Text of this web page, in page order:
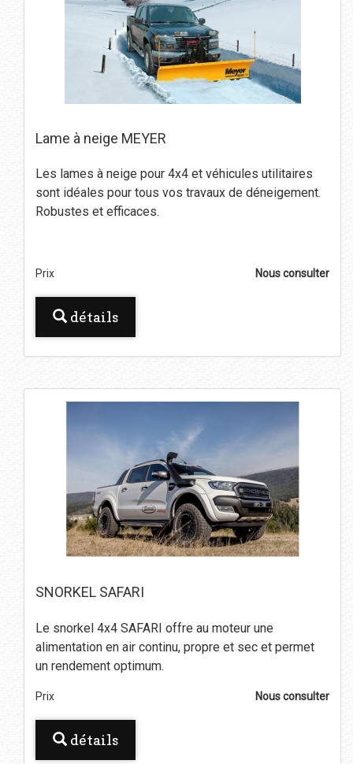
Lame à neige MEYER
Les lames à neige pour 4x4 et véhicules utilitaires
sont idéales pour tous vos travaux de déneigement.
Robustes et efficaces.
Prix Nous consulter
détails
SNORKEL SAFARI
Le snorkel 4x4 SAFARI offre au moteur une
alimentation en air continu, propre et sec et permet
un rendement optimum.
Prix Nous consulter
détails